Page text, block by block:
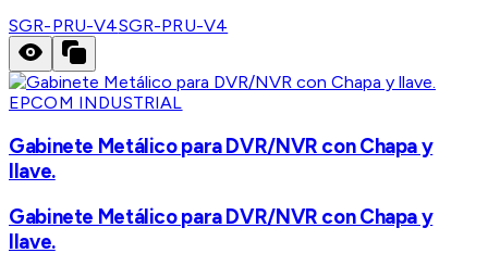
SGR-PRU-V4SGR-PRU-V4
EPCOM INDUSTRIAL
Gabinete Metálico para DVR/NVR con Chapa y
llave.
Gabinete Metálico para DVR/NVR con Chapa y
llave.